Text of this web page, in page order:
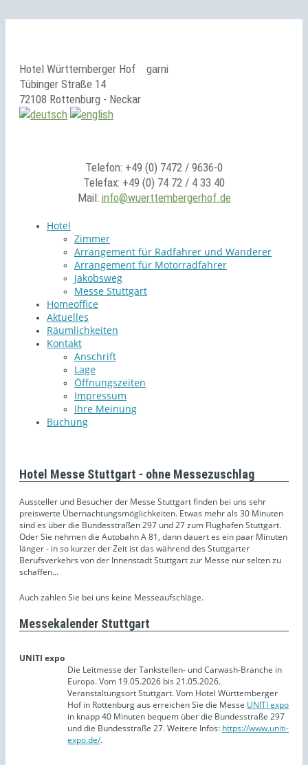
Hotel Württemberger Hof
garni
Tübinger Straße 14
72108 Rottenburg - Neckar
Telefon: +49 (0) 7472 / 9636-0
Telefax: +49 (0) 74 72 / 4 33 40
Mail: info@wuerttembergerhof.de
Hotel
Zimmer
Arrangement für Radfahrer und Wanderer
Arrangement für Motorradfahrer
Jakobsweg
Messe Stuttgart
Homeoffice
Aktuelles
Räumlichkeiten
Kontakt
Anschrift
Lage
Öffnungszeiten
Impressum
Ihre Meinung
Buchung
Hotel Messe Stuttgart - ohne Messezuschlag
Aussteller und Besucher der Messe Stuttgart finden bei uns sehr
preiswerte Übernachtungsmöglichkeiten. Etwas mehr als 30 Minuten
sind es über die Bundesstraßen 297 und 27 zum Flughafen Stuttgart.
Oder Sie nehmen die Autobahn A 81, dann dauert es ein paar Minuten
länger - in so kurzer der Zeit ist das während des Stuttgarter
Berufsverkehrs von der Innenstadt Stuttgart zur Messe nur selten zu
schaffen...
Auch zahlen Sie bei uns keine Messeaufschläge.
Messekalender Stuttgart
UNITI expo
Die Leitmesse der Tankstellen- und Carwash-Branche in
Europa. Vom 19.05.2026 bis 21.05.2026.
Veranstaltungsort Stuttgart. Vom Hotel Württemberger
Hof in Rottenburg aus erreichen Sie die Messe UNITI expo
in knapp 40 Minuten bequem über die Bundesstraße 297
und die Bundesstraße 27. Weitere Infos: https://www.uniti-
expo.de/.